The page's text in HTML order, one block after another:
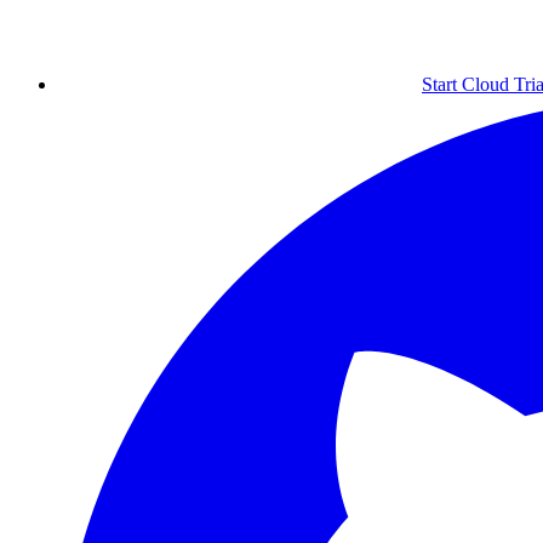
Start Cloud